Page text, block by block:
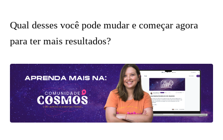
Qual desses você pode mudar e começar agora
para ter mais resultados?